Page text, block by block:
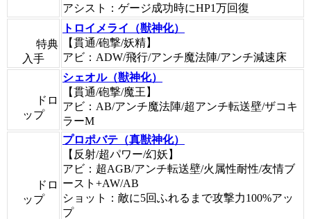
アシスト：ゲージ成功時にHP1万回復
特典
入手
トロイメライ（獣神化）
【貫通/砲撃/妖精】
アビ：ADW/飛行/アンチ魔法陣/アンチ減速床
ドロ
ップ
シェオル（獣神化）
【貫通/砲撃/魔王】
アビ：AB/アンチ魔法陣/超アンチ転送壁/ザコキ
ラーM
ドロ
ップ
プロポバテ（真獣神化）
【反射/超パワー/幻妖】
アビ：超AGB/アンチ転送壁/火属性耐性/友情ブ
ースト+AW/AB
ショット：敵に5回ふれるまで攻撃力100%アッ
プ